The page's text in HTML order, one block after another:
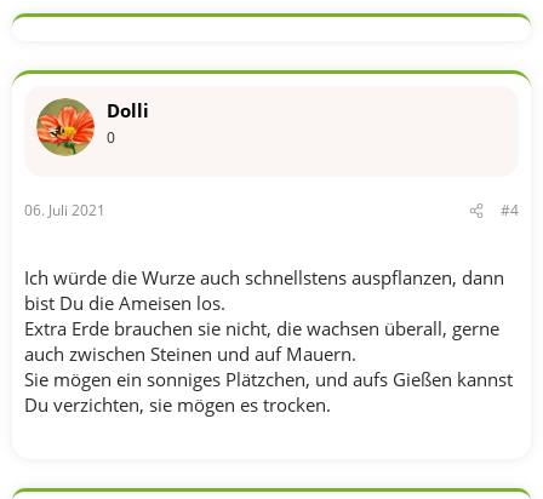
Dolli
0
06. Juli 2021 #4
Ich würde die Wurze auch schnellstens auspflanzen, dann
bist Du die Ameisen los.
Extra Erde brauchen sie nicht, die wachsen überall, gerne
auch zwischen Steinen und auf Mauern.
Sie mögen ein sonniges Plätzchen, und aufs Gießen kannst
Du verzichten, sie mögen es trocken.